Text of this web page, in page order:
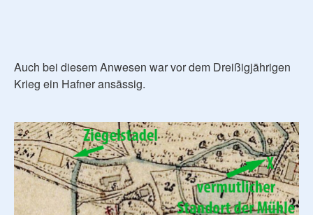
Auch bei diesem Anwesen war vor dem Dreißigjährigen
Krieg ein Hafner ansässig.